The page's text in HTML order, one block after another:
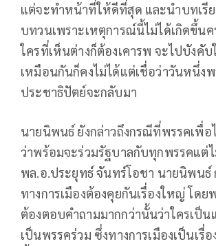
แต่จะทำหน้าที่ให้ดีที่สุด และนำบทเรี
บทวนเพราะเหตุการณ์นี้ไม่ได้เกิดขึ้นค
ใครที่เห็นต่างก็ต้องเคารพ จะไปบังคั
เหมือนกันก็คงไม่ได้แต่เชื่อว่าวันหนึ่ง
ประชาธิปัตย์จะกลับมา
นายนิพนธ์ ยังกล่าวถึงกรณีที่พรรคเพื่อ
ว่าพร้อมจะร่วมรัฐบาลกับทุกพรรคแต่
พล.อ.ประยุทธ์ จันทร์โอชา นายนิพนธ์
ทางการเมืองต้องคุยกันเรื่องใหญ่ โดย
ต้องตอบคำถามมากกว่านั้นว่าใครเป็น
เป็นพรรคร่วม ซึ่งทางการเมืองเป็นเรื่